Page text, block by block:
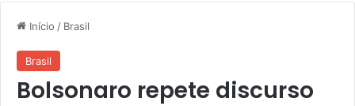
Início / Brasil
Brasil
Bolsonaro repete discurso